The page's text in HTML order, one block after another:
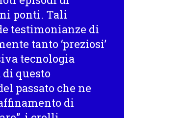
ponti. Tali
testimonianze di
tanto ‘preziosi’
tecnologia
questo
passato che ne
di